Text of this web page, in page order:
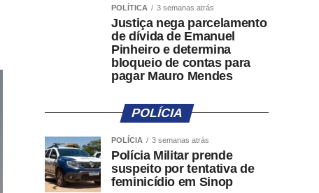
POLÍTICA 3 semanas atrás
Justiça nega parcelamento
de dívida de Emanuel
Pinheiro e determina
bloqueio de contas para
pagar Mauro Mendes
POLÍCIA
POLÍCIA 3 semanas atrás
Polícia Militar prende
suspeito por tentativa de
feminicídio em Sinop